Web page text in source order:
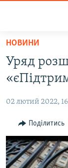
Перейти
основного
матеріалу
до
навігації
Перейти
до
пошуку
ВОДА.КРИМ
ВІДЕО ТА ФОТО
ПОЛІТИКА
БЛОГИ
ПОГЛЯД
ІНТЕРВ'Ю
НОВИНИ
Уряд
02 лютий 2022,
Поділитись